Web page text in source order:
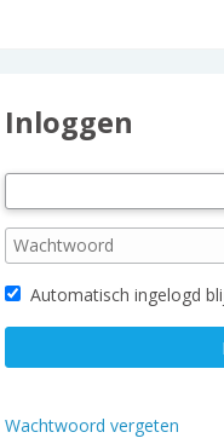
Inloggen
Automatisch ingelogd
Wachtwoord vergeten